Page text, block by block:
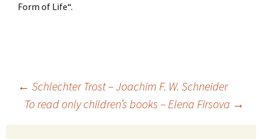
Form of Life“.
Beitragsnavigation
← Schlechter Trost – Joachim F. W. Schneider
To read only children’s books – Elena Firsova →